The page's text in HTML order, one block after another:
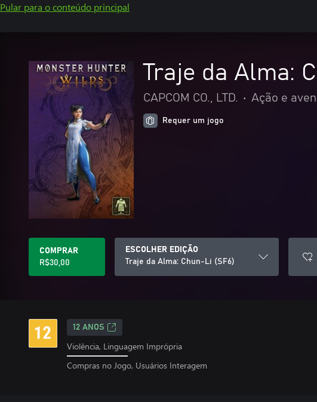
Pular para o conteúdo principal
Traje da Alma:
CAPCOM CO., LTD. • Ação e
Requer um jogo
COMPRAR
R$30,00
ESCOLHER EDIÇÃO
Traje da Alma: Chun-Li (SF6)
12 ANOS
Violência, Linguagem Imprópria
Compras no Jogo, Usuários Interagem